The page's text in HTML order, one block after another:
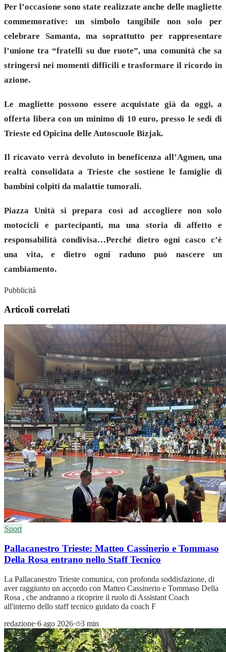
Per l’occasione sono state realizzate anche delle magliette
commemorative: un simbolo tangibile non solo per
celebrare Samanta, ma soprattutto per rappresentare
l’unione tra “fratelli su due ruote”, una comunità che sa
stringersi nei momenti difficili e trasformare il ricordo in
azione.
Le magliette possono essere acquistate già da oggi, a
offerta libera con un minimo di 10 euro, presso le sedi di
Trieste ed Opicina delle Autoscuole Bizjak.
Il ricavato verrà devoluto in beneficenza all’Agmen, una
realtà consolidata a Trieste che sostiene le famiglie di
bambini colpiti da malattie tumorali.
Piazza Unità si prepara così ad accogliere non solo
motocicli e partecipanti, ma una storia di affetto e
responsabilità condivisa…Perché dietro ogni casco c’è
una vita, e dietro ogni raduno può nascere un
cambiamento.
Pubblicità
Articoli correlati
Sport
Pallacanestro Trieste: Matteo Cassinerio e Tommaso
Della Rosa entrano nello Staff Tecnico
La Pallacanestro Trieste comunica, con profonda soddisfazione, di
aver raggiunto un accordo con Matteo Cassinerio e Tommaso Della
Rosa , che andranno a ricoprire il ruolo di Assistant Coach
all'interno dello staff tecnico guidato da coach F
redazione·6 ago 2026· 3 min